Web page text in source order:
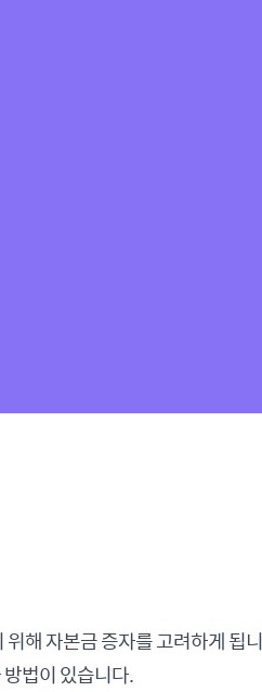
해 자본금 증자를 고려하게 됩
법이 있습니다.